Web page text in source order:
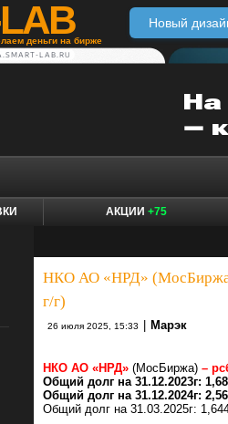
деньги на бирже
Новый
LAB.RU
АКЦИИ +75
НКО АО «НРД» (МосБиржа)
г/г)
26 июля 2025, 15:33 Марэк
НКО АО «НРД» (МосБиржа) –
Общий долг на 31.12.2023г:
Общий долг на 31.12.2024г:
Общий долг на 31.03.2025г: